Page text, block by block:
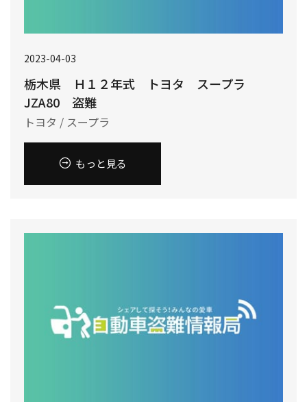
2023-04-03
栃木県 Ｈ１２年式 トヨタ スープラ
JZA80 盗難
トヨタ / スープラ
もっと見る